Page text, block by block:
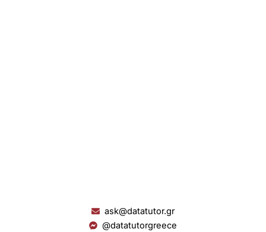
ask@datatutor.gr
@datatutorgreece